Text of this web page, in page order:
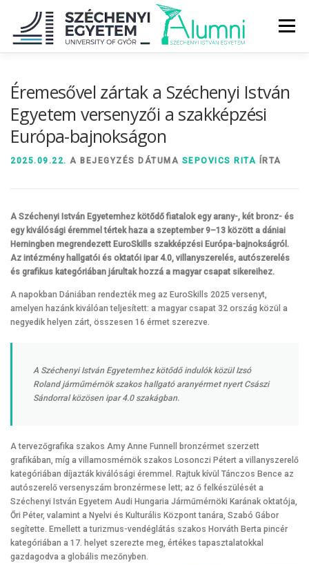
tartalomhoz
Menü
DIPLOMAÁTADÓ DIPLOMÁN TÚL
Éremesővel zártak a Széchenyi István
Egyetem versenyzői a szakképzési
Európa-bajnokságon
2025.09.22. A BEJEGYZÉS DÁTUMA SEPOVICS RITA ÍRTA
A Széchenyi István Egyetemhez kötődő fiatalok egy arany-, két bronz- és
egy kiválósági éremmel tértek haza a szeptember 9–13 között a dániai
Herningben megrendezett EuroSkills szakképzési Európa-bajnokságról.
Az intézmény hallgatói és oktatói ipar 4.0, villanyszerelés, autószerelés
és grafikus kategóriában járultak hozzá a magyar csapat sikereihez.
A napokban Dániában rendezték meg az EuroSkills 2025 versenyt,
amelyen hazánk kiválóan teljesített: a magyar csapat 32 ország közül a
negyedik helyen zárt, összesen 16 érmet szerezve.
A Széchenyi István Egyetemhez kötődő indulók közül Izsó
Roland járműmérnök szakos hallgató aranyérmet nyert Császi
Sándorral közösen ipar 4.0 szakágban.
A tervezőgrafika szakos Amy Anne Funnell bronzérmet szerzett
grafikában, míg a villamosmérnök szakos Losonczi Pétert a villanyszerelő
kategóriában díjazták kiválósági éremmel. Rajtuk kívül Tánczos Bence az
autószerelő versenyszám bronzérmese lett; az ő felkészülését a
Széchenyi István Egyetem Audi Hungaria Járműmérnöki Karának oktatója,
Őri Péter, valamint a Nyelvi és Kulturális Központ tanára, Szabó Gábor
segítette. Emellett a turizmus-vendéglátás szakos Horváth Berta pincér
kategóriában a 17. helyet szerezte meg, értékes tapasztalatokkal
gazdagodva a globális mezőnyben.